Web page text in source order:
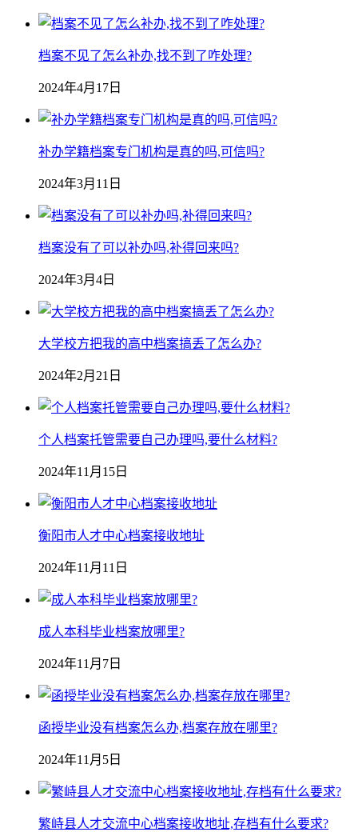
档案不见了怎么补办,找不到了咋处理?
2024年4月17日
补办学籍档案专门机构是真的吗,可信吗?
2024年3月11日
档案没有了可以补办吗,补得回来吗?
2024年3月4日
大学校方把我的高中档案搞丢了怎么办?
2024年2月21日
个人档案托管需要自己办理吗,要什么材料?
2024年11月15日
衡阳市人才中心档案接收地址
2024年11月11日
成人本科毕业档案放哪里?
2024年11月7日
函授毕业没有档案怎么办,档案存放在哪里?
2024年11月5日
繁峙县人才交流中心档案接收地址,存档有什么要求?